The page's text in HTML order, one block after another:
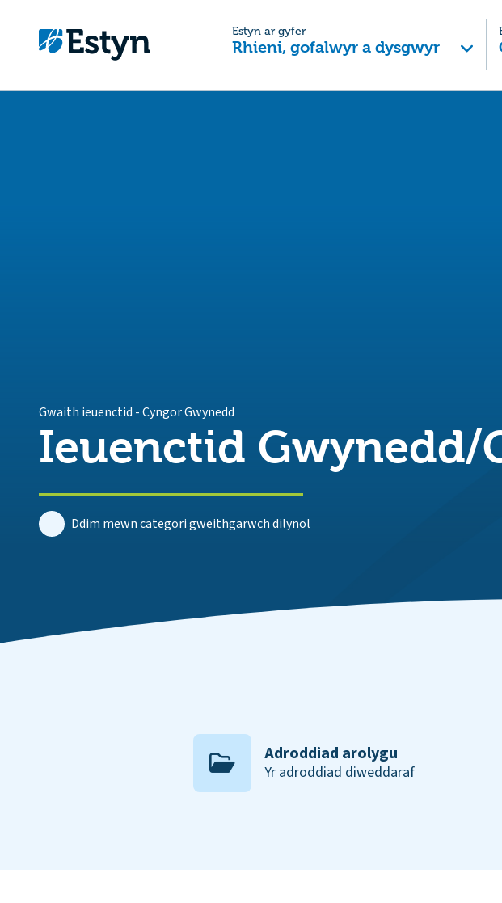
Estyn ar gyfer
Rhieni, gofalwyr a dysgwyr
Gwaith ieuenctid -Cyngor Gwynedd
Ieuenctid Gwynedd/
Ddim mewn categori gweithgarwch dilynol
Adroddiad arolygu
Yr adroddiad diweddaraf